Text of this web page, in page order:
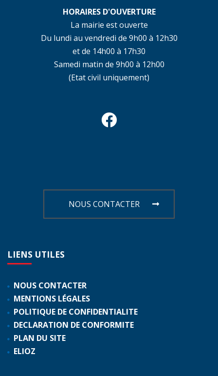
HORAIRES D'OUVERTURE
La mairie est ouverte
Du lundi au vendredi de 9h00 à 12h30
et de 14h00 à 17h30
Samedi matin de 9h00 à 12h00
(Etat civil uniquement)
NOUS CONTACTER
LIENS UTILES
NOUS CONTACTER
MENTIONS LÉGALES
POLITIQUE DE CONFIDENTIALITE
DECLARATION DE CONFORMITE
PLAN DU SITE
ELIOZ